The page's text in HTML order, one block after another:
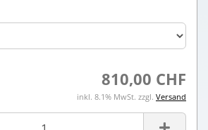
810,00 CHF
inkl. 8.1% MwSt. zzgl. Versand